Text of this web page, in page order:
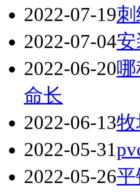
2022-07-19
2022-07-04
2022-06-20
命长
2022-06-13
2022-05-31
2022-05-26